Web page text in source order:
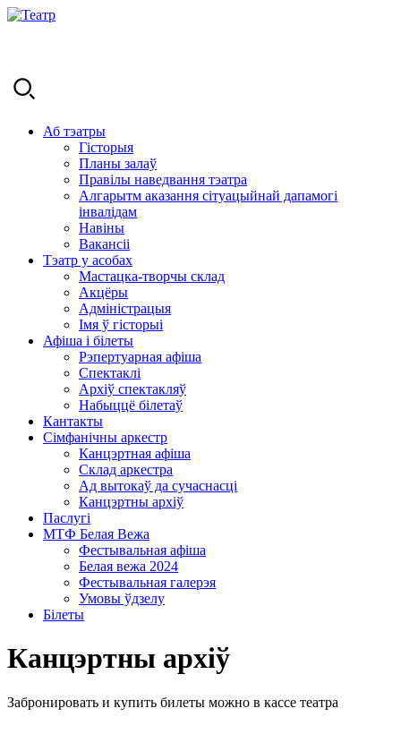
Аб тэатры
Гісторыя
Планы залаў
Правілы наведвання тэатра
Алгарытм аказання сітуацыйнай дапамогі
інвалідам
Навіны
Вакансіі
Тэатр у асобах
Мастацка-творчы склад
Акцёры
Адміністрацыя
Імя ў гісторыі
Афіша і білеты
Рэпертуарная афіша
Спектаклі
Архіў спектакляў
Набыццё білетаў
Кантакты
Сімфанічны аркестр
Канцэртная афіша
Склад аркестра
Ад вытокаў да сучаснасці
Канцэртны архіў
Паслугі
МТФ Белая Вежа
Фестывальная афіша
Белая вежа 2024
Фестывальная галерэя
Умовы ўдзелу
Білеты
Канцэртны архіў
Забронировать и купить билеты можно в кассе театра